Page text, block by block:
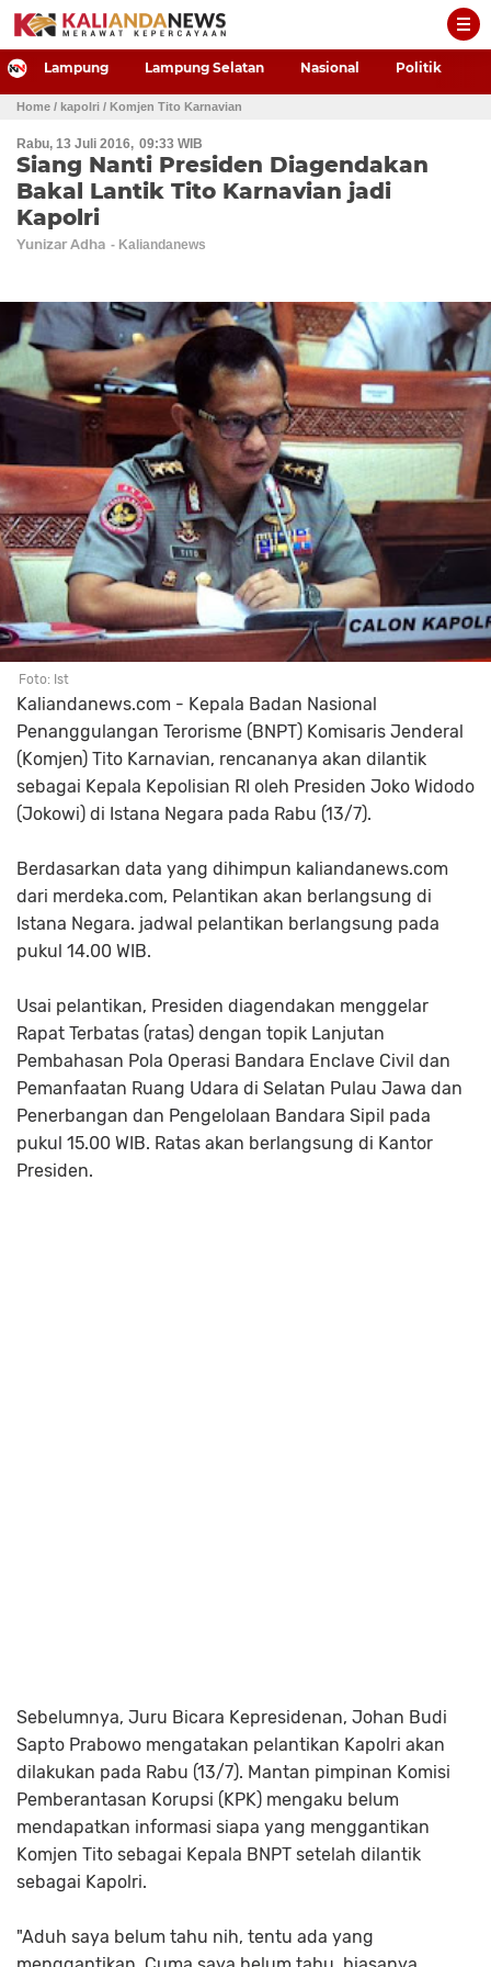
-->
Lampung Lampung Selatan Nasional Politik
Home / kapolri / Komjen Tito Karnavian
Rabu, 13 Juli 2016 09:33 WIB
Siang Nanti Presiden Diagendakan
Bakal Lantik Tito Karnavian jadi
Kapolri
Yunizar Adha
Foto: Ist
Kaliandanews.com - Kepala Badan Nasional
Penanggulangan Terorisme (BNPT) Komisaris Jenderal
(Komjen) Tito Karnavian, rencananya akan dilantik
sebagai Kepala Kepolisian RI oleh Presiden Joko Widodo
(Jokowi) di Istana Negara pada Rabu (13/7).
Berdasarkan data yang dihimpun kaliandanews.com
dari merdeka.com, Pelantikan akan berlangsung di
Istana Negara. jadwal pelantikan berlangsung pada
pukul 14.00 WIB.
Usai pelantikan, Presiden diagendakan menggelar
Rapat Terbatas (ratas) dengan topik Lanjutan
Pembahasan Pola Operasi Bandara Enclave Civil dan
Pemanfaatan Ruang Udara di Selatan Pulau Jawa dan
Penerbangan dan Pengelolaan Bandara Sipil pada
pukul 15.00 WIB. Ratas akan berlangsung di Kantor
Presiden.
Sebelumnya, Juru Bicara Kepresidenan, Johan Budi
Sapto Prabowo mengatakan pelantikan Kapolri akan
dilakukan pada Rabu (13/7). Mantan pimpinan Komisi
Pemberantasan Korupsi (KPK) mengaku belum
mendapatkan informasi siapa yang menggantikan
Komjen Tito sebagai Kepala BNPT setelah dilantik
sebagai Kapolri.
"Aduh saya belum tahu nih, tentu ada yang